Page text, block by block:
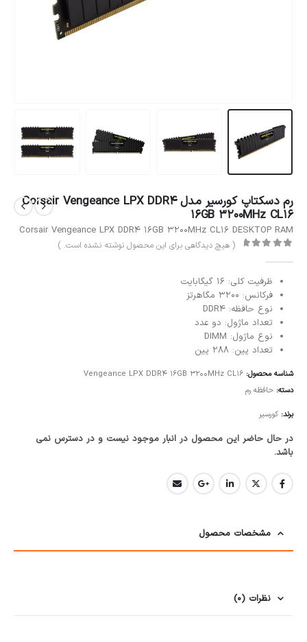
رم دسکتاپ کورسیر مدل Corsair Vengeance LPX DDR4
16GB 3200MHz CL16
Corsair Vengeance LPX DDR4 16GB 3200MHz CL16 DESKTOP RAM
( هیچ دیدگاهی برای این محصول نوشته نشده است. )
ظرفیت کلی: 16 گیگابایت
فرکانس: 3200 مگاهرتز
نوع حافظه: DDR4
تعداد ماژول: دو عدد
نوع ماژول: DIMM
تعداد پین: 288 پین
شناسه محصول: Vengeance LPX DDR4 16GB 3200MHz CL16
دسته: حافظه رم
برند: کورسیر
در حال حاضر این محصول در انبار موجود نیست و در دسترس نمی
باشد.
مشخصات محصول
نظرات (0)